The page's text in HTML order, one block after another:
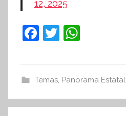
12, 2025
F
e
b
T
er s
A
Temas, Panorama Estatal